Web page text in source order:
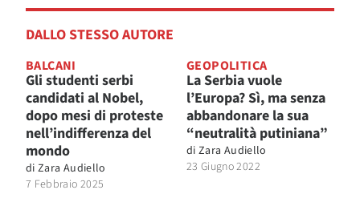
DALLO STESSO AUTORE
BALCANI
Gli studenti serbi
candidati al Nobel,
dopo mesi di proteste
nell’indifferenza del
mondo
di Zara Audiello
7 Febbraio 2025
GEOPOLITICA
La Serbia vuole
l’Europa? Sì, ma senza
abbandonare la sua
“neutralità putiniana”
di Zara Audiello
23 Giugno 2022